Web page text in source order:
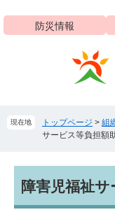
ジ
ュ
防災情報
現在地 トップページ > 組
サービス等負担額
文障害児福祉